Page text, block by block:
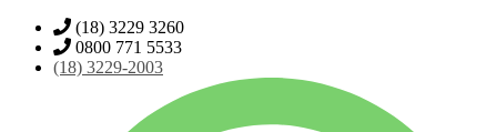
(18) 3229 3260
0800 771 5533
(18) 3229-2003